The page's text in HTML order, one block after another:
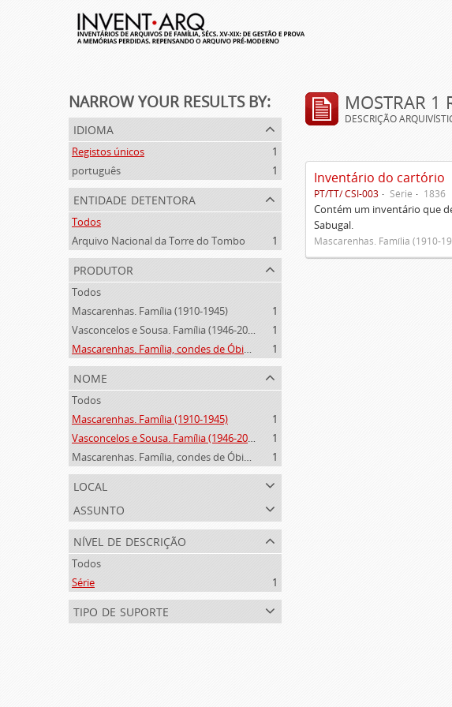
NARROW YOUR RESULTS BY:
idioma
Registos únicos
1
português
1
entidade detentora
Todos
Arquivo Nacional da Torre do Tombo
1
produtor
Todos
Mascarenhas. Família (1910-1945)
1
Vasconcelos e Sousa. Família (1946-2006)
1
Mascarenhas. Família, condes de Óbidos, Palma e Sabugal (1669-1910)
1
nome
Todos
Mascarenhas. Família (1910-1945)
1
Vasconcelos e Sousa. Família (1946-2006)
1
Mascarenhas. Família, condes de Óbidos, Palma e Sabugal (1669-1910)
1
local
assunto
nível de descrição
Todos
Série
1
tipo de suporte
MOSTRAR 1
DESCRIÇÃO
Inventário do cartório
PT/TT/ CSI-003 Série 1836
Contém um inventário que
Sabugal.
Mascarenhas. Família (1910-